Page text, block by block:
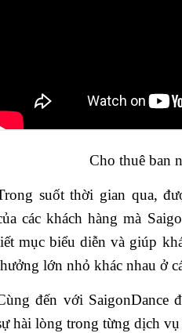
Cho thuê ban
suốt thời gian qua,
các khách hàng mà
mục biểu diễn và giúp
lớn nhỏ khác nhau ở
đến với SaigonDance
hài lòng trong từng dịch vụ